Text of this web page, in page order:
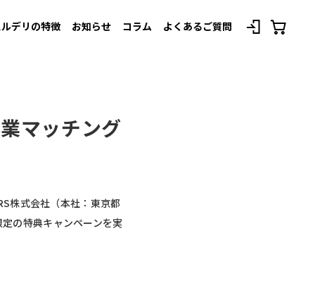
デリの特徴 お知らせ コラム よくあるご質問
マッチング
株式会社（本社：東京都
の特典キャンペーンを実